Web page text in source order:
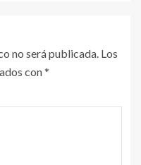
no será publicada. Los
con*